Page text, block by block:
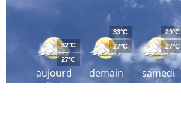
aujourd
´hui
32°C
27°C
demain
33°C
27°C
samedi
29°C
27°C